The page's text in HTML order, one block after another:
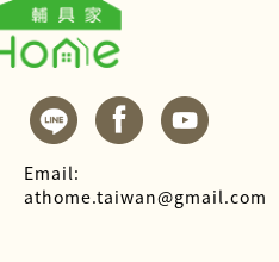
Email:
athome.taiwan@gmail.com